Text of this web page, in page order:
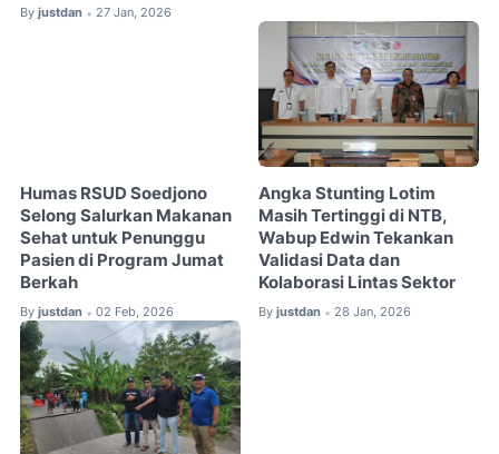
By justdan • 27 Jan, 2026
Humas RSUD Soedjono
Selong Salurkan Makanan
Sehat untuk Penunggu
Pasien di Program Jumat
Berkah
By justdan • 02 Feb, 2026
Angka Stunting Lotim
Masih Tertinggi di NTB,
Wabup Edwin Tekankan
Validasi Data dan
Kolaborasi Lintas Sektor
By justdan • 28 Jan, 2026